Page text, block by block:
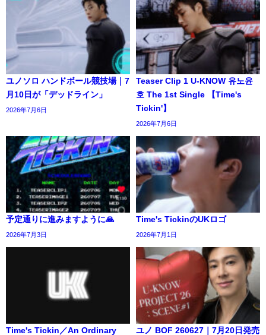
ユノソロ ハンドボール競技場｜7
月10日が「デッドライン」
2026年7月6日
Teaser Clip 1 U-KNOW 유노윤
호 The 1st Single 【Time's
Tickin'】
2026年7月6日
予定通りに進みますように🙏
2026年7月3日
Time's TickinのUKロゴ
2026年7月1日
Time's Tickin／An Ordinary
ユノ BOF 260627｜7月20日発売